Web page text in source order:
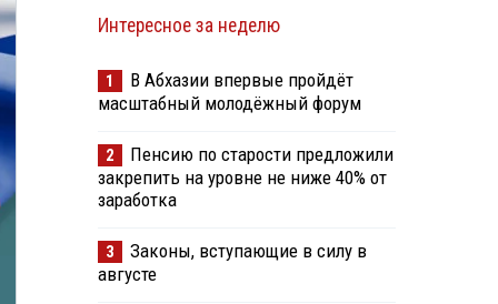
Интересное за неделю
1
В Абхазии впервые пройдёт
масштабный молодёжный форум
2
Пенсию по старости предложили
закрепить на уровне не ниже 40% от
заработка
3
Законы, вступающие в силу в
августе